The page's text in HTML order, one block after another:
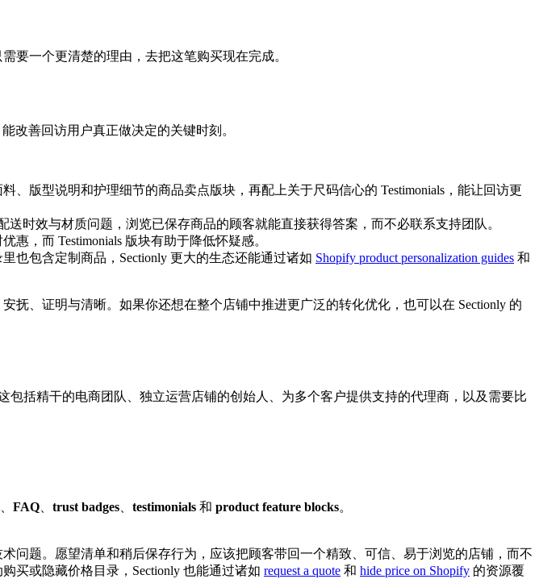
要一个更清楚的理由，去把这笔购买现在完成。
改善回访用户真正做决定的关键时刻。
版型说明和护理细节的商品卖点版块，再配上关于尺码信心的 Testimonials，能让回访更
时效与材质问题，浏览已保存商品的顾客就能直接获得答案，而不必联系支持团队。
，而 Testimonials 版块有助于降低怀疑感。
也包含定制商品，Sectionly 更大的生态还能通过诸如 Shopify product personalization guides 和
、证明与清晰。如果你还想在整个店铺中推进更广泛的转化优化，也可以在 Sectionly 的
包括精干的电商团队、独立运营店铺的创始人、为多个客户提供支持的代理商，以及需要比
FAQ trust badges testimonials 和 product feature blocks。
问题。愿望清单和稍后保存行为，应该把顾客带回一个精致、可信、易于浏览的店铺，而不
买或隐藏价格目录，Sectionly 也能通过诸如 request a quote 和 hide price on Shopify 的资源覆